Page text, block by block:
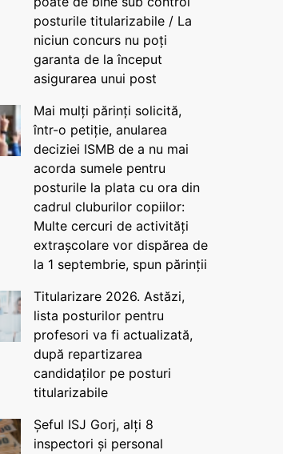
posturile titularizabile / La
niciun concurs nu poți
garanta de la început
asigurarea unui post
Mai mulți părinți solicită,
într-o petiție, anularea
deciziei ISMB de a nu mai
acorda sumele pentru
posturile la plata cu ora din
cadrul cluburilor copiilor:
Multe cercuri de activități
extrașcolare vor dispărea de
la 1 septembrie, spun părinții
Titularizare 2026. Astăzi,
lista posturilor pentru
profesori va fi actualizată,
după repartizarea
candidaților pe posturi
titularizabile
Șeful ISJ Gorj, alți 8
inspectori și personal